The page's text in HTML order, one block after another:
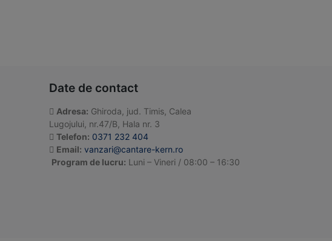
Date de contact
Adresa: Ghiroda, jud. Timis, Calea
Lugojului, nr.47/B, Hala nr. 3
Telefon: 0371 232 404
Email: vanzari@cantare-kern.ro
Program de lucru: Luni – Vineri / 08:00 – 16:30